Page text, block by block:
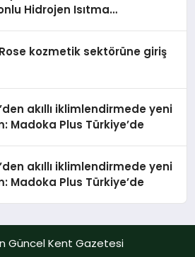
Hidrojen Isıtma
kozmetik sektörüne giriş
akıllı iklimlendirmede yeni
Madoka Plus Türkiye’de
akıllı iklimlendirmede yeni
Madoka Plus Türkiye’de
Güncel Kent Gazetesi